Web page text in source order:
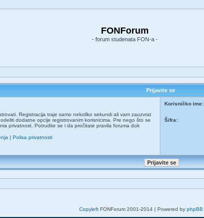
FONForum
- forum studenata FON-a -
Prijavite se
Registracija traje samo nekoliko sekundi ali vam zauzvrat
dodatne opcije registrovanim korisnicima. Pre nego što se
privatnost. Potrudite se i da pročitate pravila foruma dok
| Polisa privatnosti
Korisničko ime:
Šifra:
CopyleftFONForum 2001-2014 | Powered by phpBB